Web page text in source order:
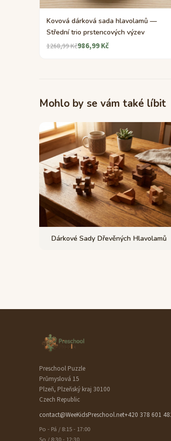
Kovová dárková sada hlavolamů —
Střední trio prstencových výzev
1268,99 Kč986,99 Kč
Mohlo by se vám také líbit
Dárkové Sady Dřevěných Hlavolamů
Preschool Puzzle
Průmyslová 15
Plzeň, Plzeňský kraj 30100
Czech Republic
contact@WeeKidsPreschool.net+420 378 601
Po - Pá / 8:15 - 17:00